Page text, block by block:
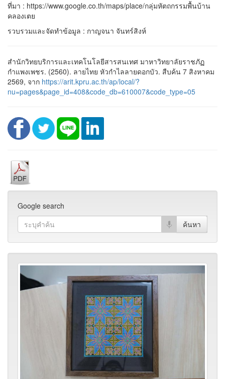
ที่มา : https://www.google.co.th/maps/place/กลุ่มหัตถกรรมพื้นบ้าน
คลองเตย
รวบรวมและจัดทำข้อมูล : กาญจนา จันทร์สิงห์
สำนักวิทยบริการและเทคโนโลยีสารสนเทศ มาหาวิทยาลัยราชภัฏ
กำแพงเพชร. (2560). ลายไทย หัวกำไลลายดอกบัว. สืบค้น 7 สิงหาคม
2569, จาก https://arit.kpru.ac.th/ap/local/?
nu=pages&page_id=408&code_db=610007&code_type=05
Google search